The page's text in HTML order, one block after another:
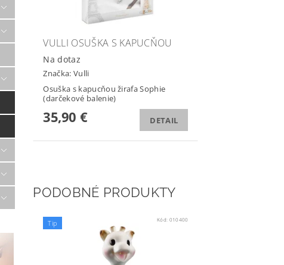
VULLI OSUŠKA S KAPUCŇOU
Na dotaz
Značka: Vulli
Osuška s kapucňou žirafa Sophie
(darčekové balenie)
35,90 € DETAIL
PODOBNÉ PRODUKTY
Tip Kód: 010400